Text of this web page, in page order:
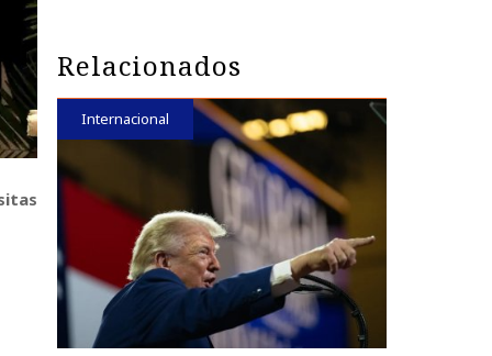
Relacionados
Internacional